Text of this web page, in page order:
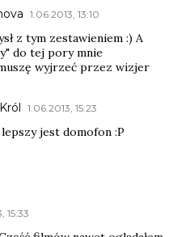
1.06.2013, 13:10
z tym zestawieniem :) A
do tej pory mnie
wyjrzeć przez wizjer
1.06.2013, 15:23
jest domofon :P
15:33